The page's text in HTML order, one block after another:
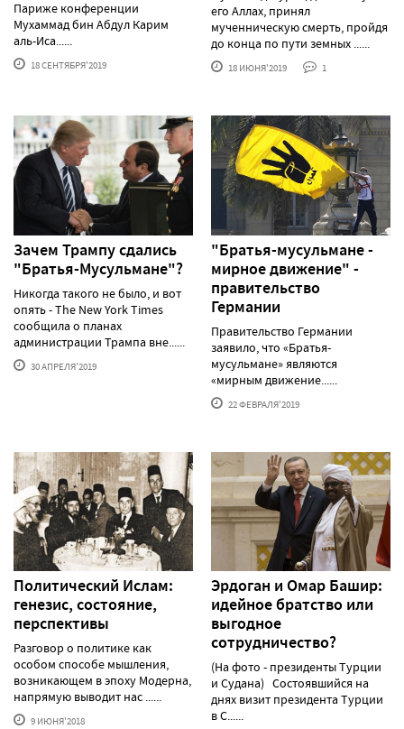
Париже конференции
Мухаммад бин Абдул Карим
аль-Иса......
18 СЕНТЯБРЯ'2019
его Аллах, принял
мученническую смерть, пройдя
до конца по пути земных ......
18 ИЮНЯ'2019 1
Зачем Трампу сдались
"Братья-Мусульмане"?
Никогда такого не было, и вот
опять - The New York Times
сообщила о планах
администрации Трампа вне......
30 АПРЕЛЯ'2019
"Братья-мусульмане -
мирное движение" -
правительство
Германии
Правительство Германии
заявило, что «Братья-
мусульмане» являются
«мирным движение......
22 ФЕВРАЛЯ'2019
Политический Ислам:
генезис, состояние,
перспективы
Разговор о политике как
особом способе мышления,
возникающем в эпоху Модерна,
напрямую выводит нас ......
9 ИЮНЯ'2018
Эрдоган и Омар Башир:
идейное братство или
выгодное
сотрудничество?
(На фото - президенты Турции
и Судана) Состоявшийся на
днях визит президента Турции
в С......